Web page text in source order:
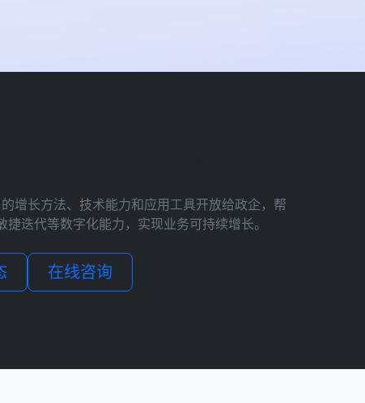
增长方法、技术能力和应用工具开放给政企，帮
迭代等数字化能力，实现业务可持续增长。
在线咨询